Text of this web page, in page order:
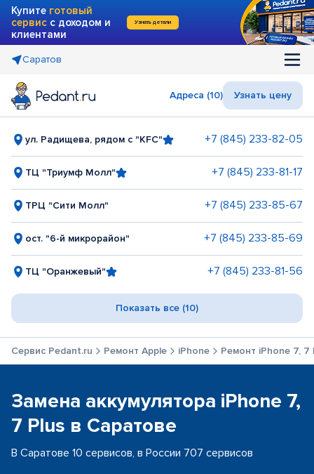
Купите готовый
сервис с доходом и
клиентами
Узнать детали
Саратов
Адреса (10) Узнать цену
ул. Радищева, рядом с "KFC" +7 (845) 233-82-05
ТЦ "Триумф Молл" +7 (845) 233-81-17
ТРЦ "Сити Молл" +7 (845) 233-85-67
ост. "6-й микрорайон" +7 (845) 233-85-69
ТЦ "Оранжевый" +7 (845) 233-81-56
Показать все (10)
Сервис Pedant.ru Ремонт Apple iPhone Ремонт iPhone 7, 7
Замена аккумулятора iPhone 7,
7 Plus в Саратове
В Саратове 10 сервисов, в России 707 сервисов